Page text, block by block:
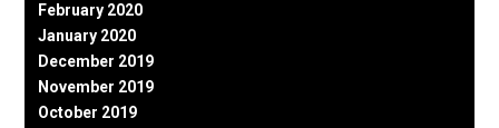
February 2020
January 2020
December 2019
November 2019
October 2019